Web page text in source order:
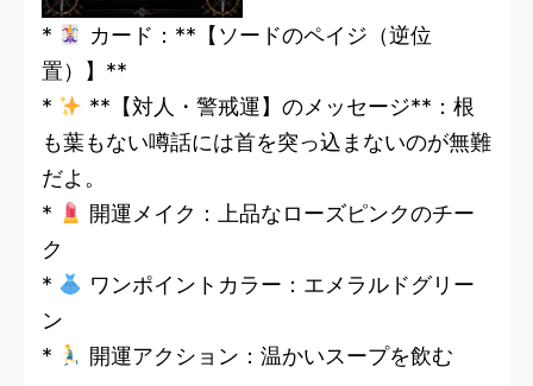
*
カード：**【ソードのペイジ（逆位
置）】**
*
**【対人・警戒運】のメッセージ**：根
も葉もない噂話には首を突っ込まないのが無難
だよ。
*
開運メイク：上品なローズピンクのチー
ク
*
ワンポイントカラー：エメラルドグリー
ン
*
開運アクション：温かいスープを飲む